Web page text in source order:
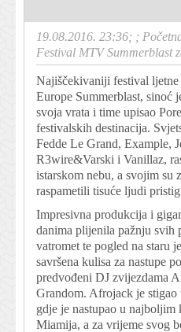
19.08.2016. 23:36; ;
Festival MTV Summerblast
Najiščekivaniji festival
Europe Summerblast, sinoć
svoja vrata i time upisao
festivalskih destinacija.
Fedde Le Grand, Example,
R3wire&Varski i Vanillaz,
istarskom nebu, a svojim su
raspametili tisuće ljudi
Impresivna produkcija i
danima plijenila pažnju svih
vatromet te pogled na staru
savršena kulisa za nastupe
predvođeni DJ zvijezdama
Grandom. Afrojack je
gdje je nastupao u najboljim
Miamija, a za vrijeme svog